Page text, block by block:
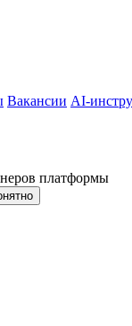
Вакансии AI-
платформы